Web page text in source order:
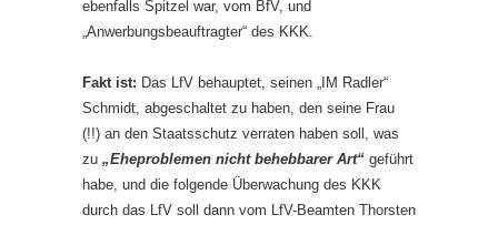
ebenfalls Spitzel war, vom BfV, und
„Anwerbungsbeauftragter“ des KKK.
Fakt ist: Das LfV behauptet, seinen „IM Radler“
Schmidt, abgeschaltet zu haben, den seine Frau
(!!) an den Staatsschutz verraten haben soll, was
zu „Eheproblemen nicht behebbarer Art“ geführt
habe, und die folgende Überwachung des KKK
durch das LfV soll dann vom LfV-Beamten Thorsten